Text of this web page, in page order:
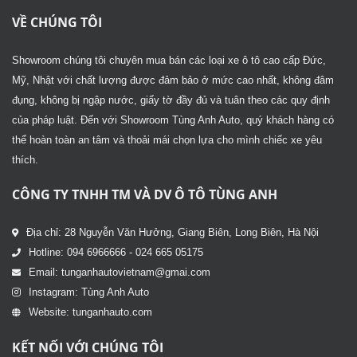
VỀ CHÚNG TÔI
Showroom chúng tôi chuyên mua bán các loại xe ô tô cao cấp Đức,
Mỹ, Nhật với chất lượng được đảm bảo ở mức cao nhất, không đâm
đụng, không bị ngập nước, giấy tờ đầy đủ và tuân theo các quy định
của pháp luật. Đến với Showroom Tùng Anh Auto, quý khách hàng có
thể hoàn toàn an tâm và thoải mái chọn lựa cho mình chiếc xe yêu
thích.
CÔNG TY TNHH TM VÀ DV Ô TÔ TÙNG ANH
Địa chỉ: 28 Nguyễn Văn Hưởng, Giang Biên, Long Biên, Hà Nội
Hotline: 094 6966666 - 024 665 05175
Email: tunganhautovietnam@gmai.com
Instagram: Tùng Anh Auto
Website: tunganhauto.com
KẾT NỐI VỚI CHÚNG TÔI